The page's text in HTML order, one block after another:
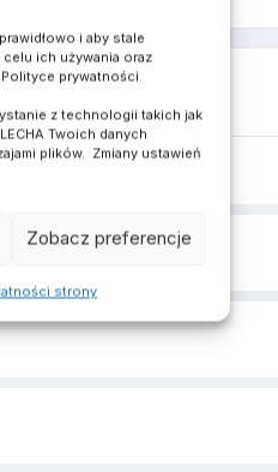
i aby stale
celu ich używania oraz
prywatności.
z technologii takich jak
Twoich danych
plików. Zmiany ustawień
Zobacz preferencje
strony